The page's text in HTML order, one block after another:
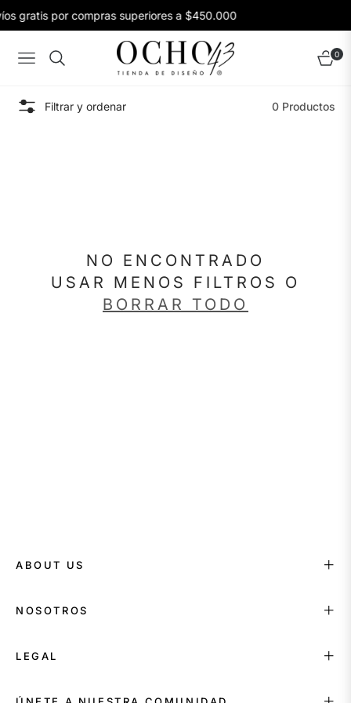
gratis por compras superiores a $450.000
Navigation Carrito
0
Filtrar y ordenar 0 Productos
NO ENCONTRADO
USAR MENOS FILTROS O
BORRAR TODO
ABOUT US
NOSOTROS
LEGAL